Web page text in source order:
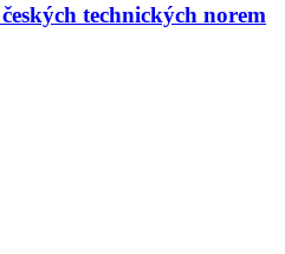
technických norem